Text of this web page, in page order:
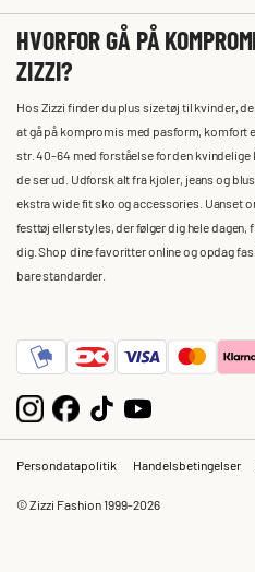
HVORFOR GÅ PÅ
ZIZZI?
Hos Zizzi finder du plus size tøj til kvinder,
at gå på kompromis med pasform, komfort
str. 40-64 med forståelse for den
de ser ud. Udforsk alt fra kjoler, jeans og
ekstra wide fit sko og accessories. Uanset
festtøj eller styles, der følger dig hele
dig. Shop dine favoritter online og opdag
bare standarder.
Persondatapolitik Handelsbetingelser
© Zizzi Fashion 1999-2026